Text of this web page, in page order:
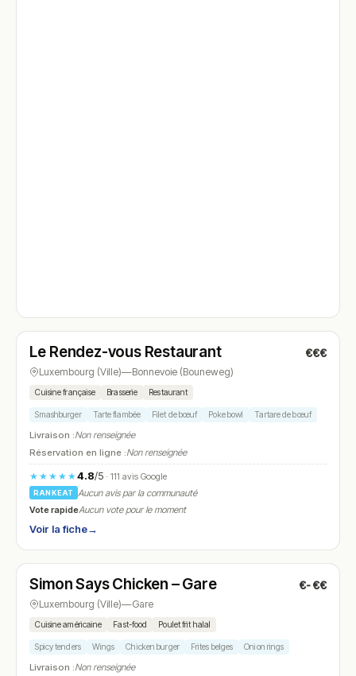
N° 4
Le Rendez-vous Restaurant €€€
Luxembourg (Ville)—Bonnevoie (Bouneweg)
Cuisine française Brasserie Restaurant
Smashburger Tarte flambée Filet de bœuf Poke bowl Tartare de bœuf
Livraison :Non renseignée
Réservation en ligne :Non renseignée
★★★★★4.8/5· 111 avis Google
RANKEAT
Aucun avis par la communauté
Vote rapideAucun vote pour le moment
Voir la fiche→
N° 5
Simon Says Chicken – Gare €-€€
Luxembourg (Ville)—Gare
Cuisine américaine Fast-food Poulet frit halal
Spicy tenders Wings Chicken burger Frites belges Onion rings
Livraison :Non renseignée